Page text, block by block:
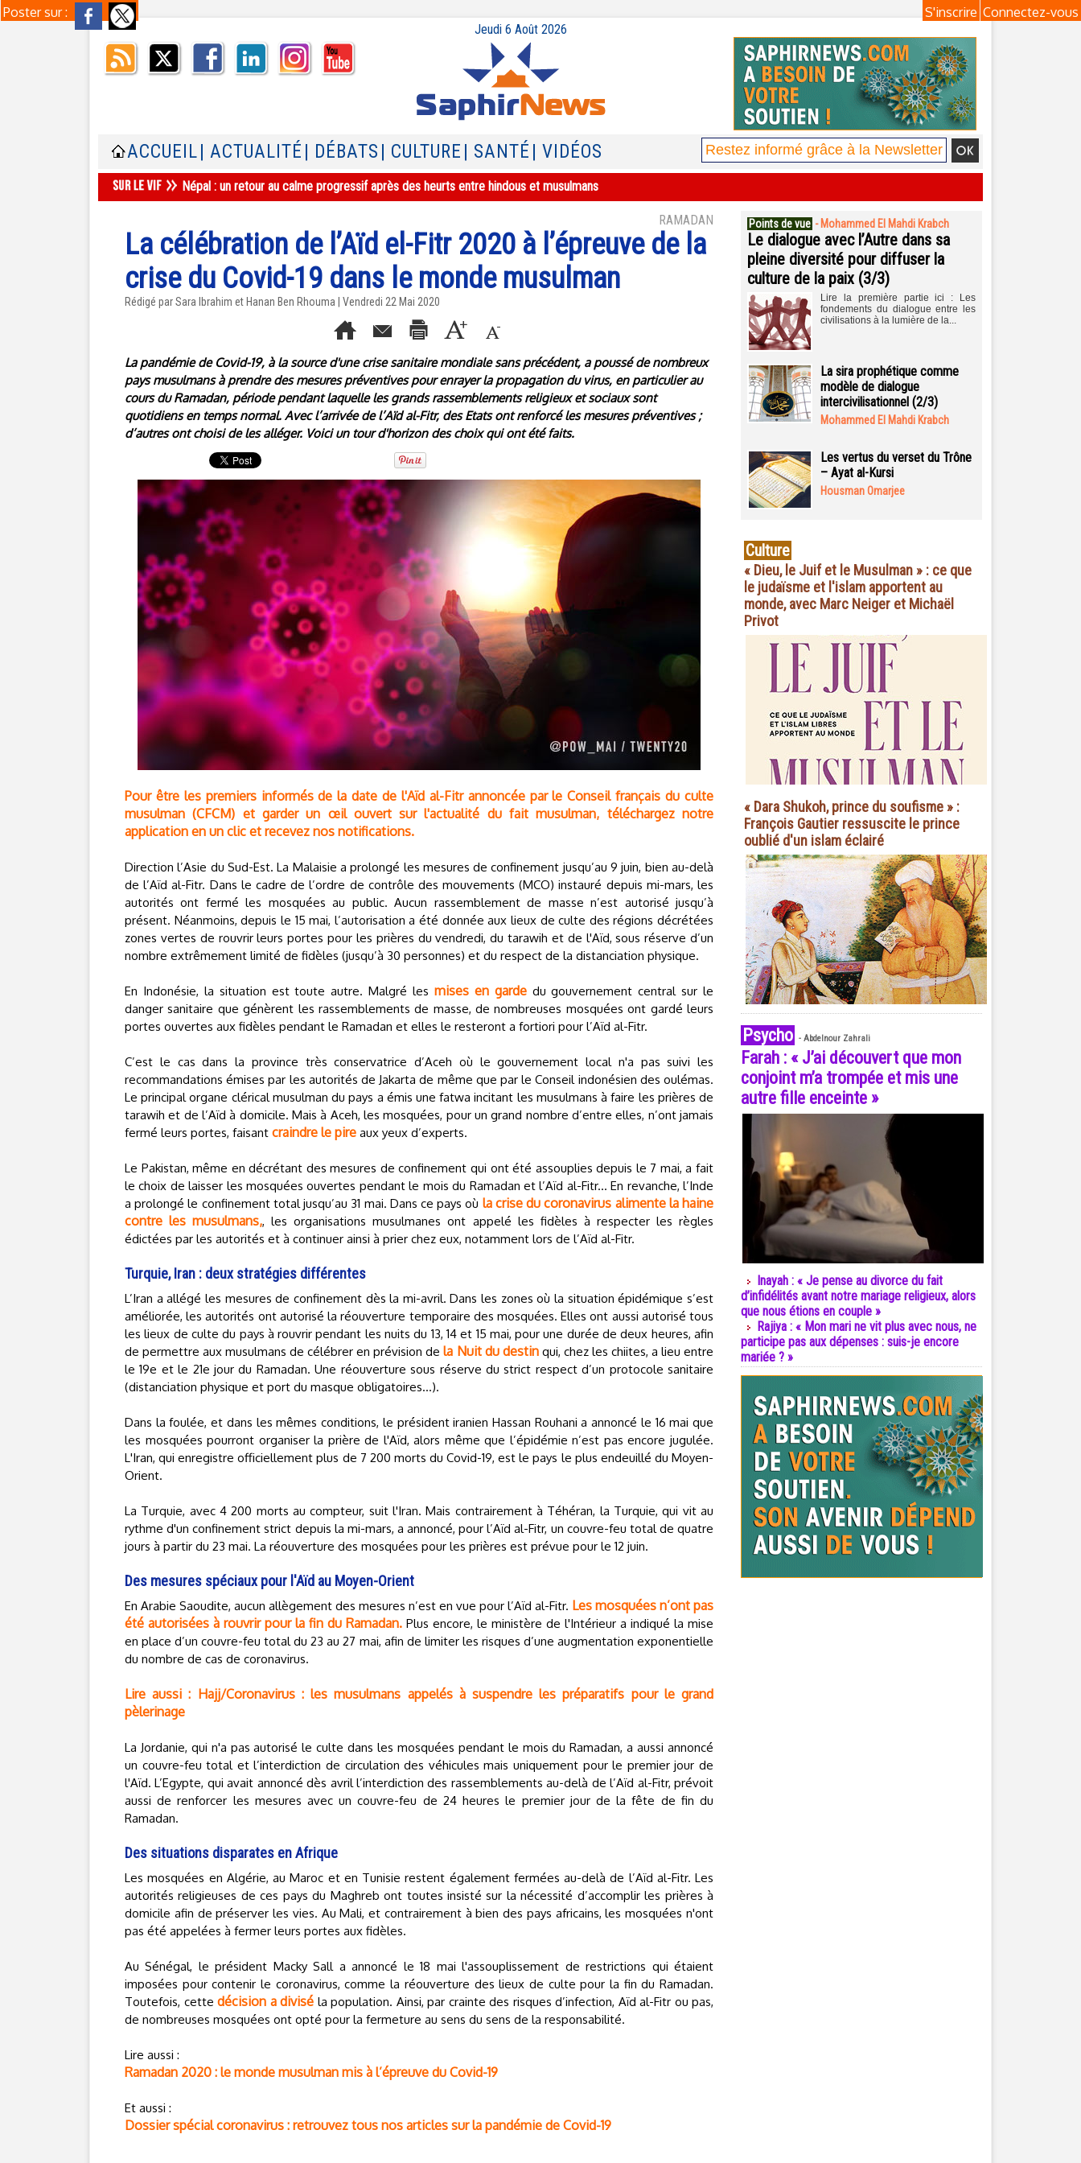
Poster sur : Connectez-vous
S'inscrire
Jeudi 6 Août 2026
ACCUEIL | ACTUALITÉ | DÉBATS | CULTURE | SANTÉ | VIDÉOS
Népal : un retour au calme progressif après des heurts entre hindous et musulmans
RAMADAN
La célébration de l’Aïd el-Fitr 2020 à l’épreuve de la
crise du Covid-19 dans le monde musulman
Rédigé par Sara Ibrahim et Hanan Ben Rhouma | Vendredi 22 Mai 2020
La pandémie de Covid-19, à la source d'une crise sanitaire mondiale sans précédent, a poussé de nombreux
pays musulmans à prendre des mesures préventives pour enrayer la propagation du virus, en particulier au
cours du Ramadan, période pendant laquelle les grands rassemblements religieux et sociaux sont
quotidiens en temps normal. Avec l’arrivée de l’Aïd al-Fitr, des Etats ont renforcé les mesures préventives ;
d’autres ont choisi de les alléger. Voici un tour d'horizon des choix qui ont été faits.
Pour être les premiers informés de la date de l'Aïd al-Fitr annoncée par le Conseil français du culte
musulman (CFCM) et garder un œil ouvert sur l'actualité du fait musulman, téléchargez notre
application en un clic et recevez nos notifications.
Direction l’Asie du Sud-Est. La Malaisie a prolongé les mesures de confinement jusqu’au 9 juin, bien au-delà
de l’Aïd al-Fitr. Dans le cadre de l’ordre de contrôle des mouvements (MCO) instauré depuis mi-mars, les
autorités ont fermé les mosquées au public. Aucun rassemblement de masse n’est autorisé jusqu’à
présent. Néanmoins, depuis le 15 mai, l’autorisation a été donnée aux lieux de culte des régions décrétées
zones vertes de rouvrir leurs portes pour les prières du vendredi, du tarawih et de l'Aïd, sous réserve d’un
nombre extrêmement limité de fidèles (jusqu’à 30 personnes) et du respect de la distanciation physique.
En Indonésie, la situation est toute autre. Malgré les mises en gardedu gouvernement central sur le
danger sanitaire que génèrent les rassemblements de masse, de nombreuses mosquées ont gardé leurs
portes ouvertes aux fidèles pendant le Ramadan et elles le resteront a fortiori pour l’Aïd al-Fitr.
C’est le cas dans la province très conservatrice d’Aceh où le gouvernement local n'a pas suivi les
recommandations émises par les autorités de Jakarta de même que par le Conseil indonésien des oulémas.
Le principal organe clérical musulman du pays a émis une fatwa incitant les musulmans à faire les prières de
tarawih et de l’Aïd à domicile. Mais à Aceh, les mosquées, pour un grand nombre d’entre elles, n’ont jamais
fermé leurs portes, faisant craindre le pire aux yeux d’experts.
Le Pakistan, même en décrétant des mesures de confinement qui ont été assouplies depuis le 7 mai, a fait
le choix de laisser les mosquées ouvertes pendant le mois du Ramadan et l’Aïd al-Fitr... En revanche, l’Inde
a prolongé le confinement total jusqu’au 31 mai. Dans ce pays où la crise du coronavirus alimente la haine
contre les musulmans,, les organisations musulmanes ont appelé les fidèles à respecter les règles
édictées par les autorités et à continuer ainsi à prier chez eux, notamment lors de l’Aïd al-Fitr.
Turquie, Iran : deux stratégies différentes
L’Iran a allégé les mesures de confinement dès la mi-avril. Dans les zones où la situation épidémique s’est
améliorée, les autorités ont autorisé la réouverture temporaire des mosquées. Elles ont aussi autorisé tous
les lieux de culte du pays à rouvrir pendant les nuits du 13, 14 et 15 mai, pour une durée de deux heures, afin
de permettre aux musulmans de célébrer en prévision dela Nuit du destinqui, chez les chiites, a lieu entre
le 19e et le 21e jour du Ramadan. Une réouverture sous réserve du strict respect d’un protocole sanitaire
(distanciation physique et port du masque obligatoires…).
Dans la foulée, et dans les mêmes conditions, le président iranien Hassan Rouhani a annoncé le 16 mai que
les mosquées pourront organiser la prière de l'Aïd, alors même que l’épidémie n’est pas encore jugulée.
L'Iran, qui enregistre officiellement plus de 7 200 morts du Covid-19, est le pays le plus endeuillé du Moyen-
Orient.
La Turquie, avec 4 200 morts au compteur, suit l'Iran. Mais contrairement à Téhéran, la Turquie, qui vit au
rythme d'un confinement strict depuis la mi-mars, a annoncé, pour l’Aïd al-Fitr, un couvre-feu total de quatre
jours à partir du 23 mai. La réouverture des mosquées pour les prières est prévue pour le 12 juin.
Des mesures spéciaux pour l'Aïd au Moyen-Orient
En Arabie Saoudite, aucun allègement des mesures n’est en vue pour l’Aïd al-Fitr. Les mosquées n’ont pas
été autorisées à rouvrir pour la fin du Ramadan. Plus encore, le ministère de l'Intérieur a indiqué la mise
en place d’un couvre-feu total du 23 au 27 mai, afin de limiter les risques d’une augmentation exponentielle
du nombre de cas de coronavirus.
Lire aussi : Hajj/Coronavirus : les musulmans appelés à suspendre les préparatifs pour le grand
pèlerinage
La Jordanie, qui n'a pas autorisé le culte dans les mosquées pendant le mois du Ramadan, a aussi annoncé
un couvre-feu total et l’interdiction de circulation des véhicules mais uniquement pour le premier jour de
l'Aïd. L’Egypte, qui avait annoncé dès avril l’interdiction des rassemblements au-delà de l’Aïd al-Fitr, prévoit
aussi de renforcer les mesures avec un couvre-feu de 24 heures le premier jour de la fête de fin du
Ramadan.
Des situations disparates en Afrique
Les mosquées en Algérie, au Maroc et en Tunisie restent également fermées au-delà de l’Aïd al-Fitr. Les
autorités religieuses de ces pays du Maghreb ont toutes insisté sur la nécessité d’accomplir les prières à
domicile afin de préserver les vies. Au Mali, et contrairement à bien des pays africains, les mosquées n'ont
pas été appelées à fermer leurs portes aux fidèles.
Au Sénégal, le président Macky Sall a annoncé le 18 mai l'assouplissement de restrictions qui étaient
imposées pour contenir le coronavirus, comme la réouverture des lieux de culte pour la fin du Ramadan.
Toutefois, cette décision a divisé la population. Ainsi, par crainte des risques d’infection, Aïd al-Fitr ou pas,
de nombreuses mosquées ont opté pour la fermeture au sens du sens de la responsabilité.
Lire aussi :
Ramadan 2020 : le monde musulman mis à l’épreuve du Covid-19
Et aussi :
Dossier spécial coronavirus : retrouvez tous nos articles sur la pandémie de Covid-19
Points de vue - Mohammed El Mahdi Krabch
Le dialogue avec l’Autre dans sa
pleine diversité pour diffuser la
culture de la paix (3/3)
Lire la première partie ici : Les
fondements du dialogue entre les
civilisations à la lumière de la...
La sira prophétique comme
modèle de dialogue
intercivilisationnel (2/3)
Mohammed El Mahdi Krabch
Les vertus du verset du Trône
– Ayat al-Kursi
Housman Omarjee
Culture
« Dieu, le Juif et le Musulman » : ce que
le judaïsme et l'islam apportent au
monde, avec Marc Neiger et Michaël
Privot
« Dara Shukoh, prince du soufisme » :
François Gautier ressuscite le prince
oublié d'un islam éclairé
Psycho - Abdelnour Zahrali
Farah : « J’ai découvert que mon
conjoint m’a trompée et mis une
autre fille enceinte »
Inayah : « Je pense au divorce du fait
d’infidélités avant notre mariage religieux, alors
que nous étions en couple »
Rajiya : « Mon mari ne vit plus avec nous, ne
participe pas aux dépenses : suis-je encore
mariée ? »